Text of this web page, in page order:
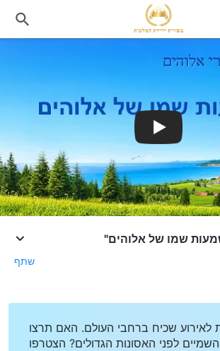
שמו של אלוהים"
שתף
לאירוע שכיח ברחבי העולם. האם תרצו
לפני האסונות הגדולים? הצטרפו